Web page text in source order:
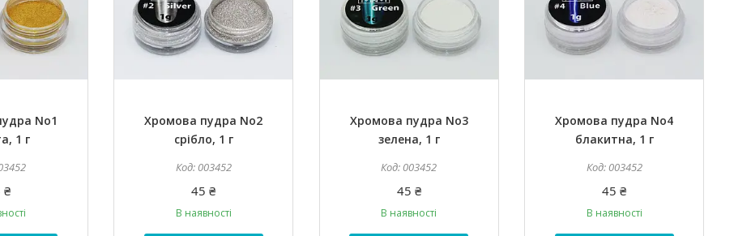
No1
1 г
₴
Хромова пудра No2
срібло, 1 г
003452
45 ₴
В наявності
Хромова пудра No3
зелена, 1 г
003452
45 ₴
В наявності
Хромова пудра No4
блакитна, 1 г
003452
45 ₴
В наявності